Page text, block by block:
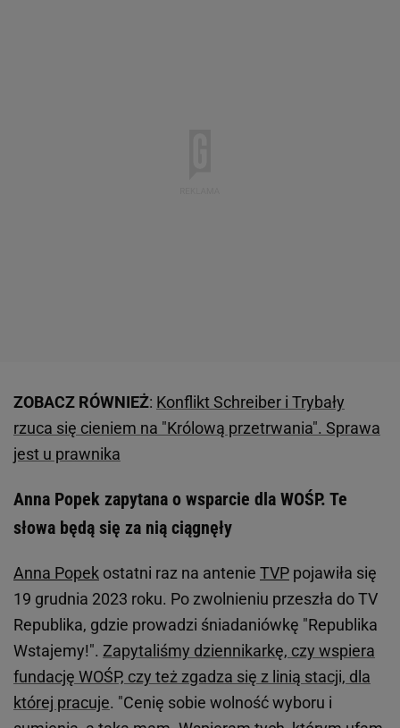
ZOBACZ RÓWNIEŻ: Konflikt Schreiber i Trybały
rzuca się cieniem na "Królową przetrwania". Sprawa
jest u prawnika
Anna Popek zapytana o wsparcie dla WOŚP. Te
słowa będą się za nią ciągnęły
Anna Popek ostatni raz na antenie TVP pojawiła się
19 grudnia 2023 roku. Po zwolnieniu przeszła do TV
Republika, gdzie prowadzi śniadaniówkę "Republika
Wstajemy!". Zapytaliśmy dziennikarkę, czy wspiera
fundację WOŚP, czy też zgadza się z linią stacji, dla
której pracuje. "Cenię sobie wolność wyboru i